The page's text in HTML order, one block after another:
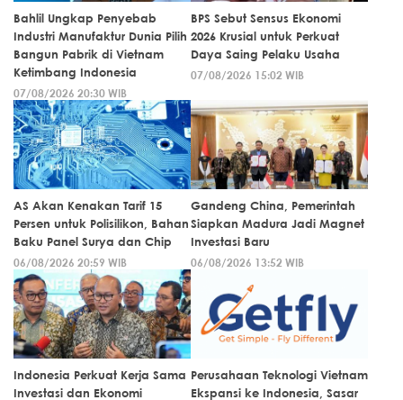
Bahlil Ungkap Penyebab
Industri Manufaktur Dunia Pilih
Bangun Pabrik di Vietnam
Ketimbang Indonesia
07/08/2026 20:30 WIB
BPS Sebut Sensus Ekonomi
2026 Krusial untuk Perkuat
Daya Saing Pelaku Usaha
07/08/2026 15:02 WIB
AS Akan Kenakan Tarif 15
Persen untuk Polisilikon, Bahan
Baku Panel Surya dan Chip
06/08/2026 20:59 WIB
Gandeng China, Pemerintah
Siapkan Madura Jadi Magnet
Investasi Baru
06/08/2026 13:52 WIB
Indonesia Perkuat Kerja Sama
Investasi dan Ekonomi
Perusahaan Teknologi Vietnam
Ekspansi ke Indonesia, Sasar